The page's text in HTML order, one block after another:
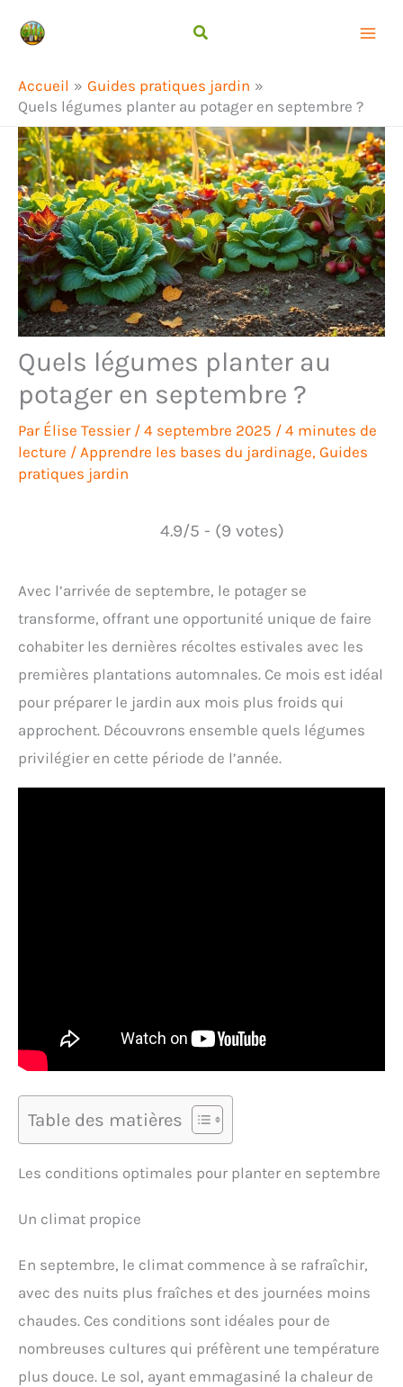
Accueil
Guides pratiques jardin
Quels légumes planter au potager en septembre ?
Quels légumes planter au
potager en septembre ?
Par Élise Tessier / 4 septembre 2025 / 4 minutes de
lecture / Apprendre les bases du jardinage, Guides
pratiques jardin
4.9/5 - (9 votes)
Avec l’arrivée de septembre, le potager se
transforme, offrant une opportunité unique de faire
cohabiter les dernières récoltes estivales avec les
premières plantations automnales. Ce mois est idéal
pour préparer le jardin aux mois plus froids qui
approchent. Découvrons ensemble quels légumes
privilégier en cette période de l’année.
Table des matières
Les conditions optimales pour planter en septembre
Un climat propice
En septembre, le climat commence à se rafraîchir,
avec des nuits plus fraîches et des journées moins
chaudes. Ces conditions sont idéales pour de
nombreuses cultures qui préfèrent une température
plus douce. Le sol, ayant emmagasiné la chaleur de